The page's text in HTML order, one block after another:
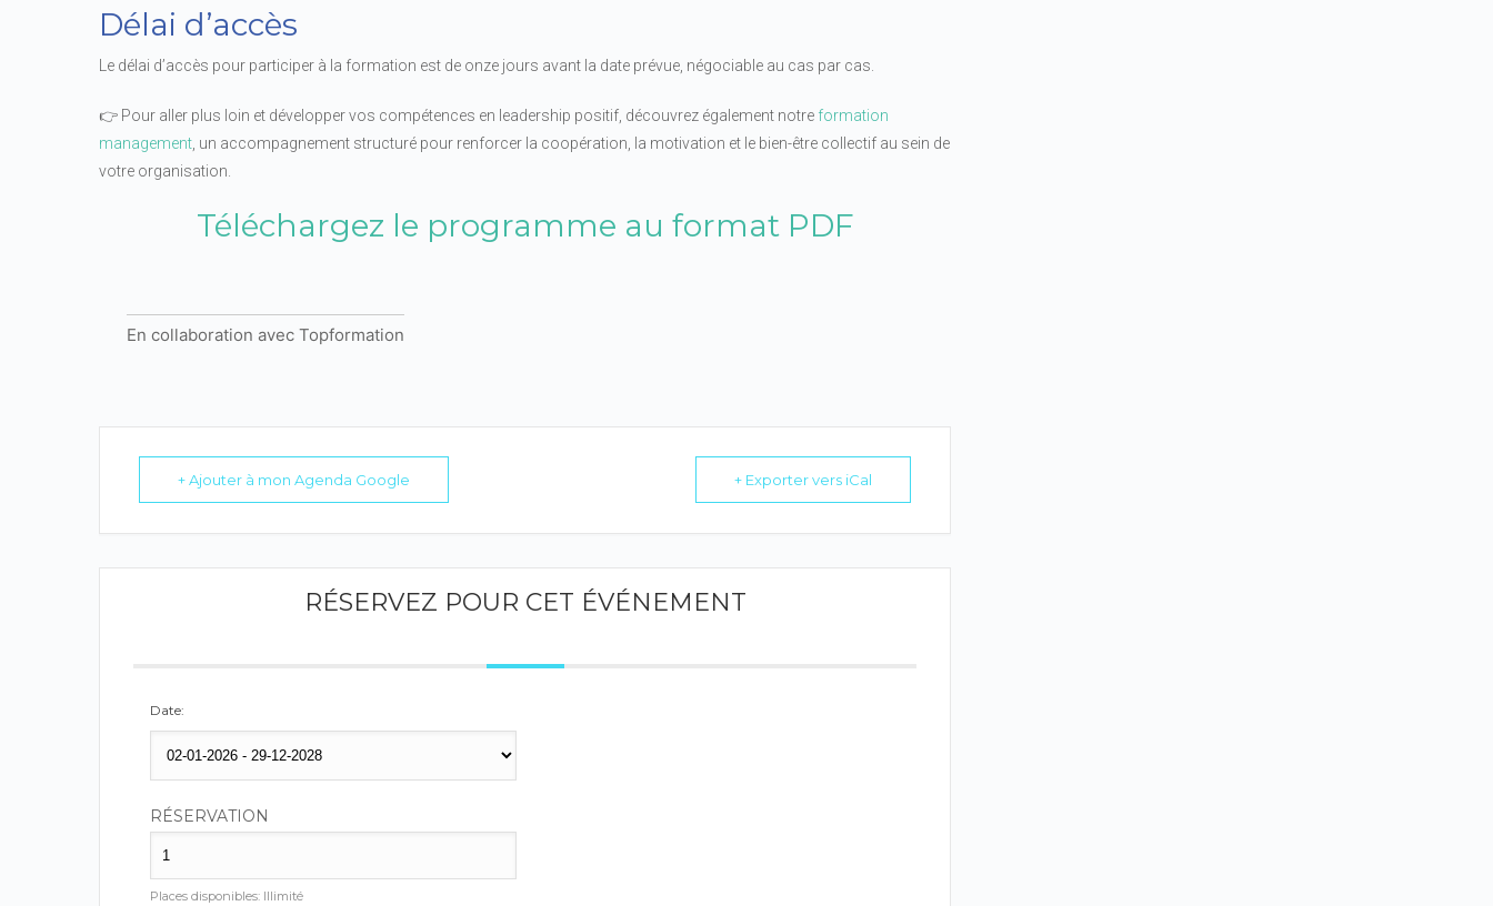
Délai d’accès
Le délai d’accès pour participer à la formation est de onze jours avant la date prévue, négociable au cas par cas.
👉 Pour aller plus loin et développer vos compétences en leadership positif, découvrez également notre formation
management , un accompagnement structuré pour renforcer la coopération, la motivation et le bien-être collectif au sein de
votre organisation.
Téléchargez le programme au format PDF
En collaboration avec Topformation
+ Ajouter à mon Agenda Google + Exporter vers iCal
RÉSERVEZ POUR CET ÉVÉNEMENT
Date:
RÉSERVATION
Places disponibles: Illimité